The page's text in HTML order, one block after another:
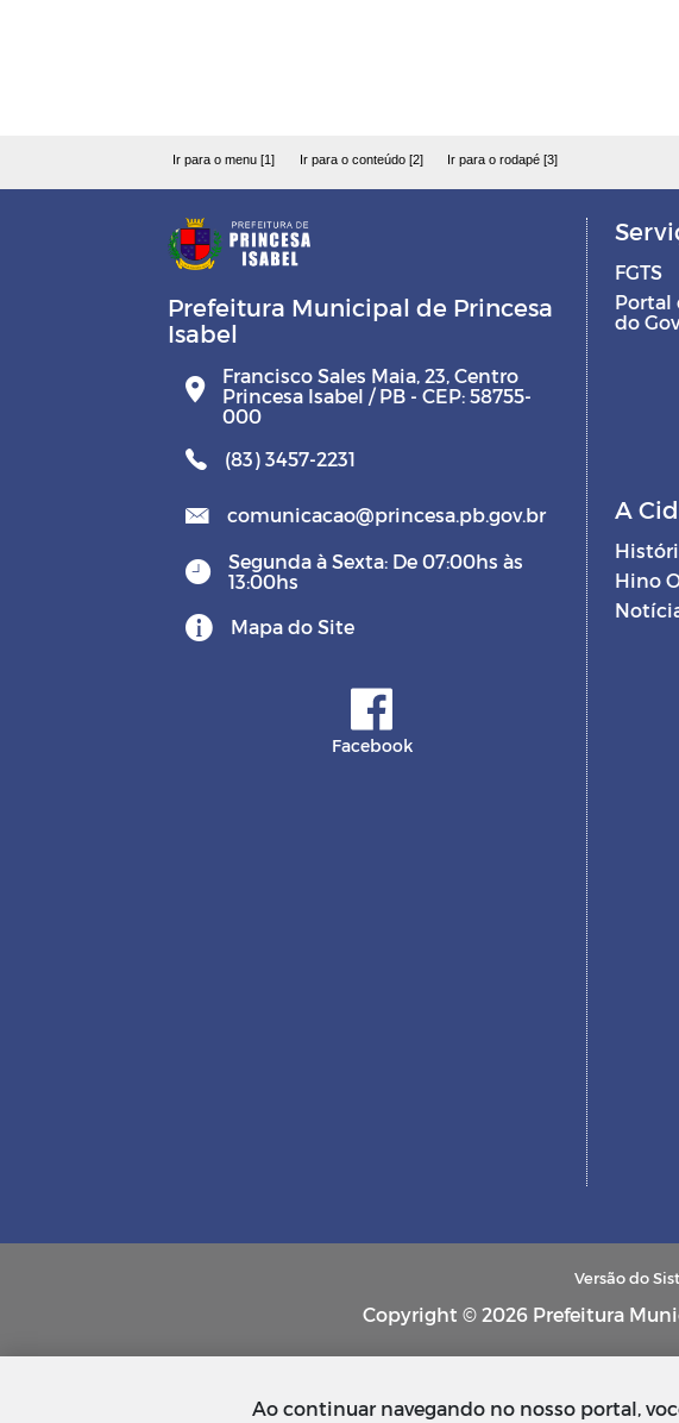
Ir para o menu [1] Ir para o conteúdo [2] Ir para o rodapé [3]
Prefeitura Municipal de Princesa
Isabel
Francisco Sales Maia, 23, Centro
Princesa Isabel / PB - CEP: 58755-
000
(83) 3457-2231
comunicacao@princesa.pb.gov.br
Segunda à Sexta: De 07:00hs às
13:00hs
Mapa do Site
Facebook
FGTS
Portal
do
A
Hino
Versão do
Copyright © 2026 Prefeitura
Ao continuar navegando no nosso portal,